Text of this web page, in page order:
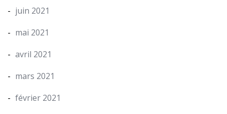
juin 2021
mai 2021
avril 2021
mars 2021
février 2021